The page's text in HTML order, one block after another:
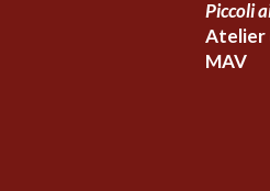
Piccoli
Atelier
MAV